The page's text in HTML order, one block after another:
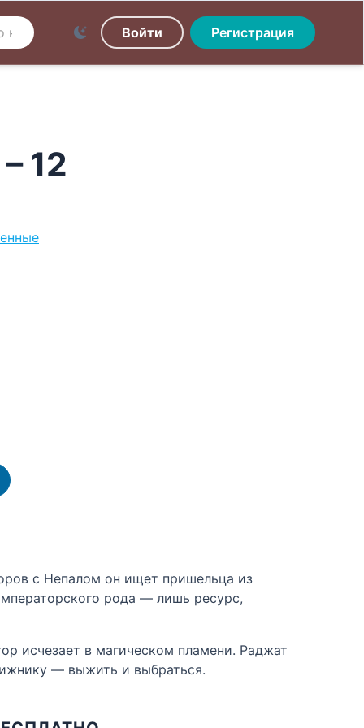
Войти Регистрация
12
с Непалом он ищет пришельца из
рода — лишь ресурс,
исчезает в магическом пламени. Раджат
— выжить и выбраться.